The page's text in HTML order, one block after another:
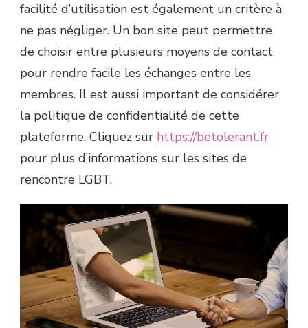
facilité d’utilisation est également un critère à
ne pas négliger. Un bon site peut permettre
de choisir entre plusieurs moyens de contact
pour rendre facile les échanges entre les
membres. Il est aussi important de considérer
la politique de confidentialité de cette
plateforme. Cliquez sur https://betolerant.fr
pour plus d’informations sur les sites de
rencontre LGBT.